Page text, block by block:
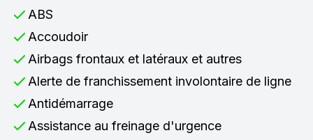
ABS
Accoudoir
Airbags frontaux et latéraux et autres
Alerte de franchissement involontaire de ligne
Antidémarrage
Assistance au freinage d'urgence